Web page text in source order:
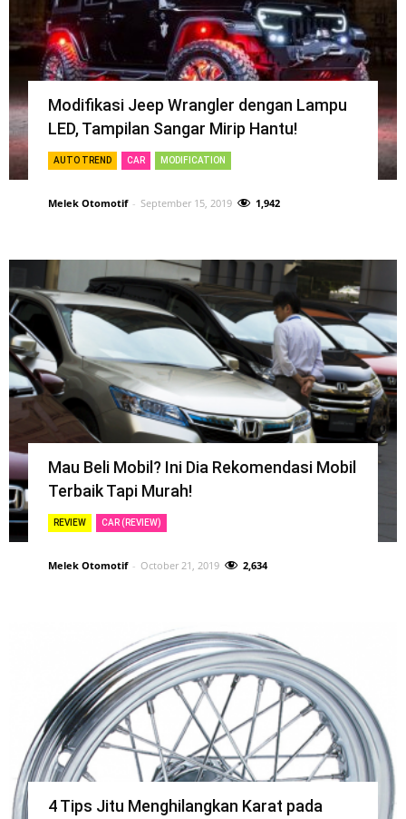
Modifikasi Jeep Wrangler dengan Lampu
LED, Tampilan Sangar Mirip Hantu!
AUTO TREND CAR MODIFICATION
Melek Otomotif - September 15, 2019 1,942
Mau Beli Mobil? Ini Dia Rekomendasi Mobil
Terbaik Tapi Murah!
REVIEW CAR (REVIEW)
Melek Otomotif - October 21, 2019 2,634
4 Tips Jitu Menghilangkan Karat pada